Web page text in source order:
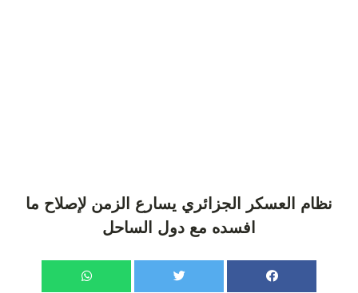
نظام العسكر الجزائري يسارع الزمن لإصلاح ما
افسده مع دول الساحل